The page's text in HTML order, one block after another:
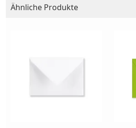
Ähnliche Produkte